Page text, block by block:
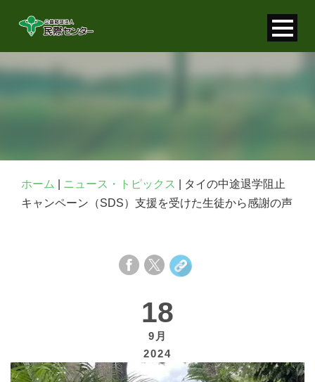
お問い合わせ
ホーム ニュース・トピックス
タイの中途退学阻止
キャンペーン（SDS）支援を受けた生徒から感謝の声
18
9月
2024